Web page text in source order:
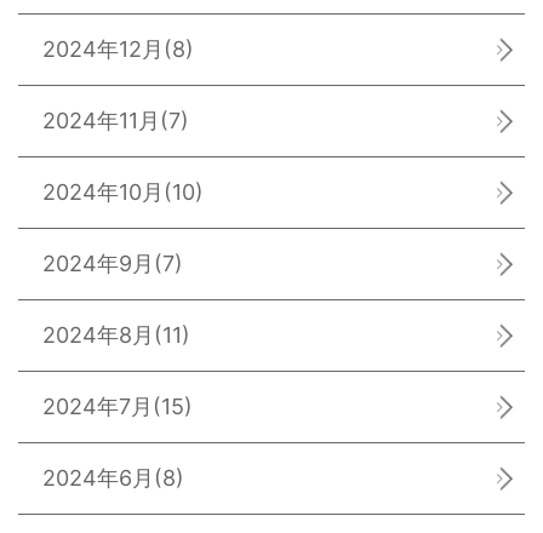
2024年12月 (8)
2024年11月 (7)
2024年10月 (10)
2024年9月 (7)
2024年8月 (11)
2024年7月 (15)
2024年6月 (8)